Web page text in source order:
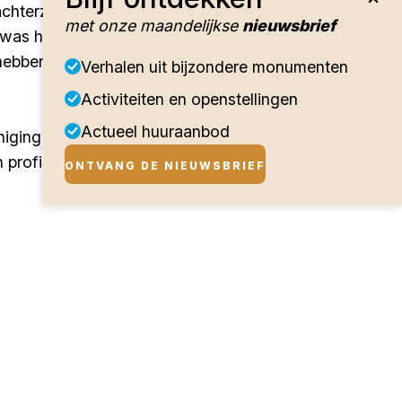
ingekort zijn. De
het huis eigendom van de
gedaan als raadhuis.
Hendrick de Keyser in
profiel- en tandlijst. Boven de
met onze maandelijkse nieuwsbrief
Verhalen uit bijzondere monumenten
Activiteiten en openstellingen
Actueel huuraanbod
ONTVANG DE NIEUWSBRIEF